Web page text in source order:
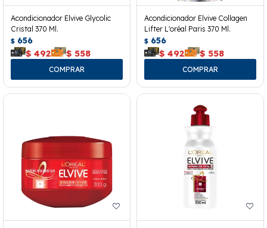
Acondicionador Elvive Glycolic
Cristal 370 Ml.
$ 656
$ 492 $ 558
Acondicionador Elvive Collagen
Lifter L'oréal Paris 370 Ml.
$ 656
$ 492 $ 558